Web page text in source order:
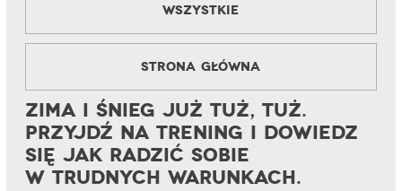
Wszystkie
Strona główna
Zima i śnieg już tuż, tuż.
Przyjdź na trening i dowiedz
się jak radzić sobie
w trudnych warunkach.